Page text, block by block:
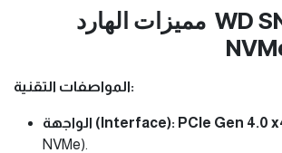
مميزات الهارد WD SN5000 1TB
المواصفات التقنية:
الواجهة (Interface): PCIe Gen 4.0
NVMe).